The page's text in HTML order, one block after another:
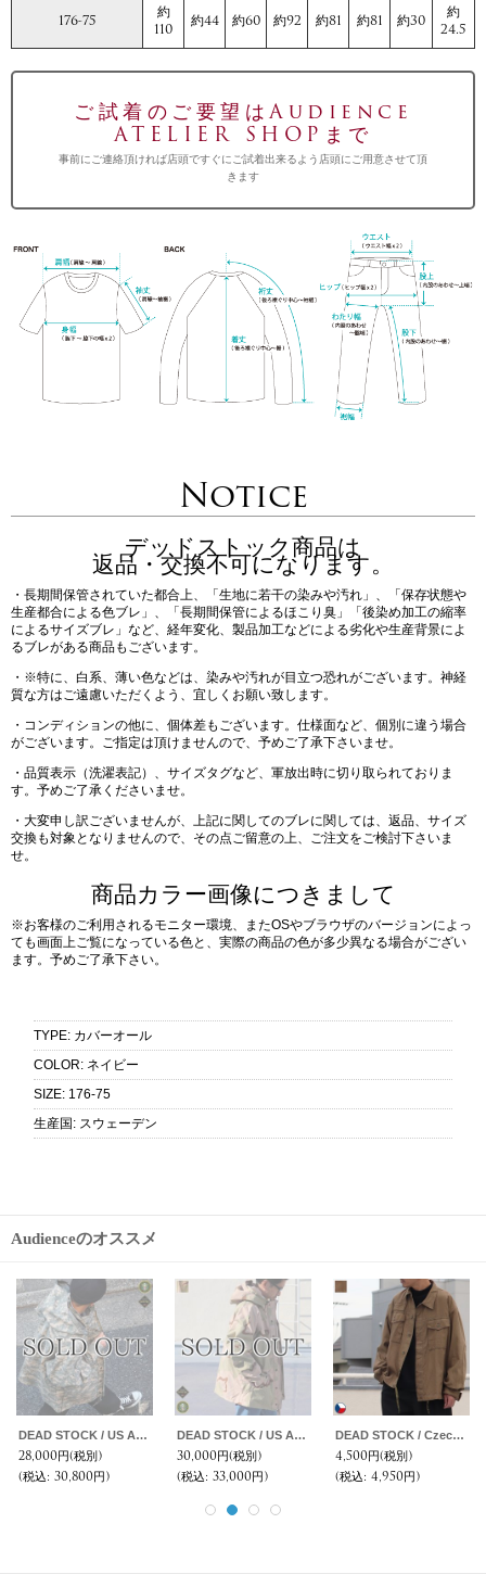
176-75
約
110
約44 約60 約92 約81 約81 約30
約
24.5
ご試着のご要望はAudience
ATELIER SHOPまで
事前にご連絡頂ければ店頭ですぐにご試着出来るよう店頭にご用意させて頂
きます
Notice
デッドストック商品は
返品・交換不可になります。
・長期間保管されていた都合上、「生地に若干の染みや汚れ」、「保存状態や
生産都合による色ブレ」、「長期間保管によるほこり臭」「後染め加工の縮率
によるサイズブレ」など、経年変化、製品加工などによる劣化や生産背景によ
るブレがある商品もございます。
・※特に、白系、薄い色などは、染みや汚れが目立つ恐れがございます。神経
質な方はご遠慮いただくよう、宜しくお願い致します。
・コンディションの他に、個体差もございます。仕様面など、個別に違う場合
がございます。ご指定は頂けませんので、予めご了承下さいませ。
・品質表示（洗濯表記）、サイズタグなど、軍放出時に切り取られておりま
す。予めご了承くださいませ。
・大変申し訳ございませんが、上記に関してのブレに関しては、返品、サイズ
交換も対象となりませんので、その点ご留意の上、ご注文をご検討下さいま
せ。
商品カラー画像につきまして
※お客様のご利用されるモニター環境、またOSやブラウザのバージョンによっ
ても画面上ご覧になっている色と、実際の商品の色が多少異なる場合がござい
ます。予めご了承下さい。
TYPE: カバーオール
COLOR: ネイビー
SIZE: 176-75
生産国: スウェーデン
Audienceのオススメ
DEAD STOCK / US ARMY ECWCS GORE-TEX PARKA GEN2 ACU(UCP)（米軍 エクワックス ゴアテックスパーカー ）
28,000円(税別)
(税込: 30,800円)
DEAD STOCK / US ARMY ECWCS GORE-TEX PARKA GEN1 DESET CAMOUFLAGE（米軍 エクワックス ゴアテックスパーカー デザートカモ）
30,000円(税別)
(税込: 33,000円)
DEAD STOCK / Czech Army Work Jacket（チェコ軍 ワーク ジャケット）
4,500円(税別)
(税込: 4,950円)